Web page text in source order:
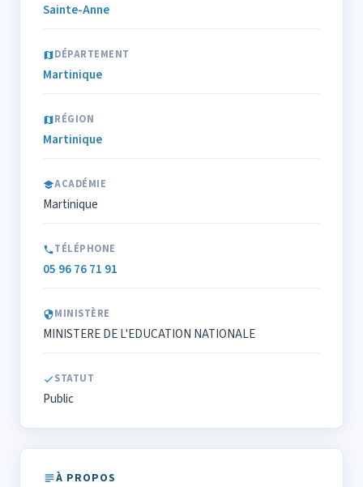
Sainte-Anne
DÉPARTEMENT
Martinique
RÉGION
Martinique
ACADÉMIE
Martinique
TÉLÉPHONE
05 96 76 71 91
MINISTÈRE
MINISTERE DE L'EDUCATION NATIONALE
STATUT
Public
À PROPOS